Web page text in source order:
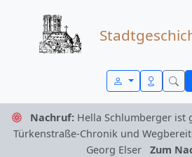
Nachruf: Hella Schlumberger ist
Türkenstraße-Chronik und
Georg Elser
Zum